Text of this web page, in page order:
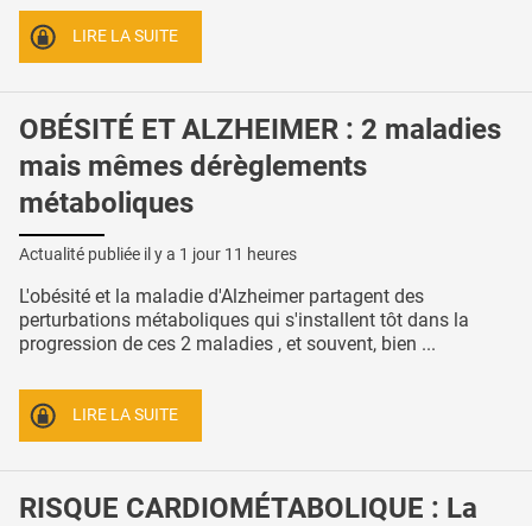
LIRE LA SUITE
OBÉSITÉ ET ALZHEIMER : 2 maladies
mais mêmes dérèglements
métaboliques
Actualité publiée il y a 1 jour 11 heures
L'obésité et la maladie d'Alzheimer partagent des
perturbations métaboliques qui s'installent tôt dans la
progression de ces 2 maladies , et souvent, bien ...
LIRE LA SUITE
RISQUE CARDIOMÉTABOLIQUE : La